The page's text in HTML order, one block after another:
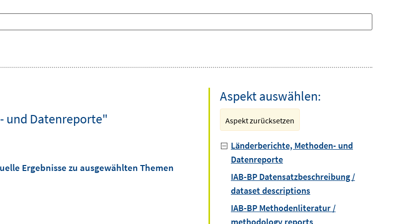
und Datenreporte"
Ergebnisse zu ausgewählten Themen
Aspekt auswählen:
Aspekt zurücksetzen
Länderberichte, Methoden- und
Datenreporte
IAB-BP Datensatzbeschreibung /
dataset descriptions
IAB-BP Methodenliteratur /